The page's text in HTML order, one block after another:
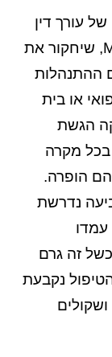
עורך דין
מומחה שתמצאו באתר MedLawyers, שיחקור את
ההתנהלות
או בית
הגשת
בכל מקרה
הופרה.
נדרשת
עמדו
זה גרם
נקבעת